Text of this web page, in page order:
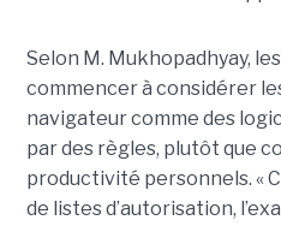
Selon M. Mukhopadhyay,
commencer à considérer
navigateur comme des
par des règles, plutôt que
productivité personnels. «
de listes d’autorisation,